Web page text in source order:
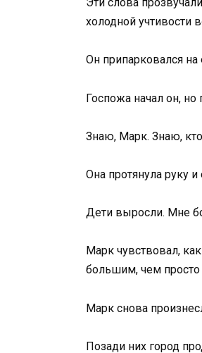
холодной учтивости
Он припарковался
Госпожа начал он, но
Знаю, Марк. Знаю,
Она протянула руку
Дети выросли. Мне
Марк чувствовал,
большим, чем
Марк снова
Позади них город